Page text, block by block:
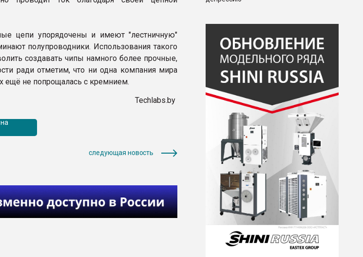
цепи упорядочены и имеют "лестничную"
полупроводники. Использования такого
создавать чипы намного более прочные,
ради отметим, что ни одна компания мира
ещё не попрощалась с кремнием.
Techlabs.by
следующая новость